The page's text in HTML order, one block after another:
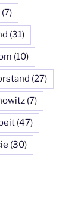
(7)
(31)
(10)
(27)
(7)
(47)
(30)